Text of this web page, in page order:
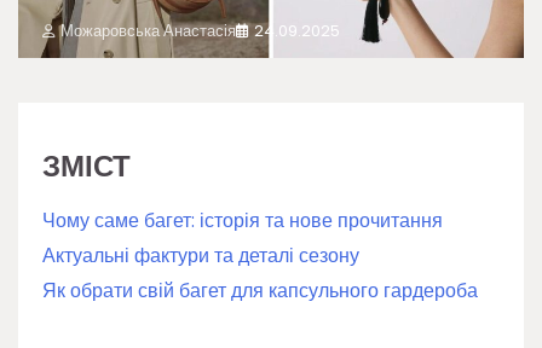
Можаровська Анастасія 24.09.2025
ЗМІСТ
Чому саме багет: історія та нове прочитання
Актуальні фактури та деталі сезону
Як обрати свій багет для капсульного гардероба